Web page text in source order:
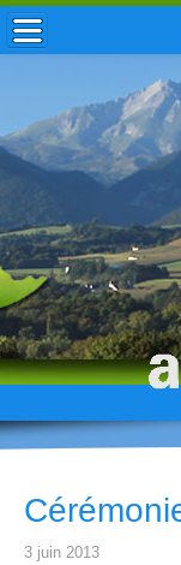
ACCUEIL /
MUNICIPALITÉ
VIE LOCALE
ENFANCE
TOURISME
HISTOIRE
3 juin 2013